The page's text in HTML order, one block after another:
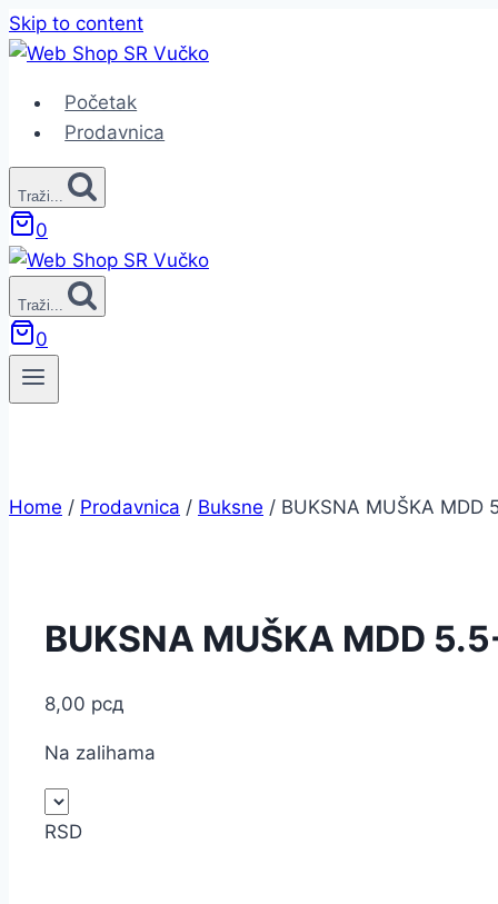
Skip to content
Početak
Prodavnica
Traži...
0
Traži...
0
Home / Prodavnica / Buksne / BUKSNA MUŠKA MDD
BUKSNA MUŠKA MDD
8,00 рсд
Na zalihama
RSD